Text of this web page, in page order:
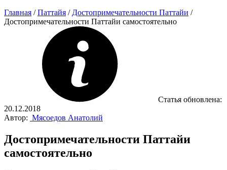
Главная / Паттайя / Достопримечательности Паттайи /
Достопримечательности Паттайи самостоятельно
Статья обновлена:
20.12.2018
Автор: Мясоедов Анатолий
Достопримечательности Паттайи
самостоятельно